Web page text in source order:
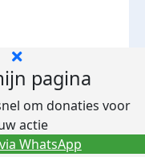
pagina
om donaties voor
actie
WhatsApp